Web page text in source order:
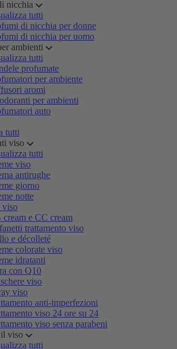
nicchia
tutti
di nicchia per donne
di nicchia per uomo
ambienti
tutti
profumate
per ambiente
aromi
per ambienti
auto
tutti
viso
tutti
viso
antirughe
giorno
notte
cream e CC cream
trattamento viso
e décolleté
colorate viso
idratanti
con Q10
viso
viso
anti-imperfezioni
viso 24 ore su 24
viso senza parabeni
viso
tutti